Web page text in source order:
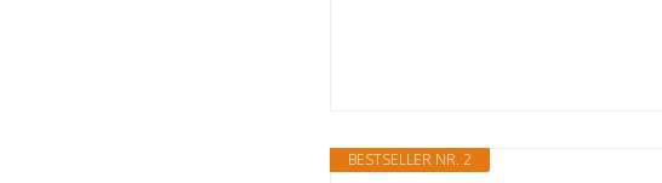
BESTSELLER NR. 2